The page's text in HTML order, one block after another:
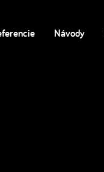
Návody